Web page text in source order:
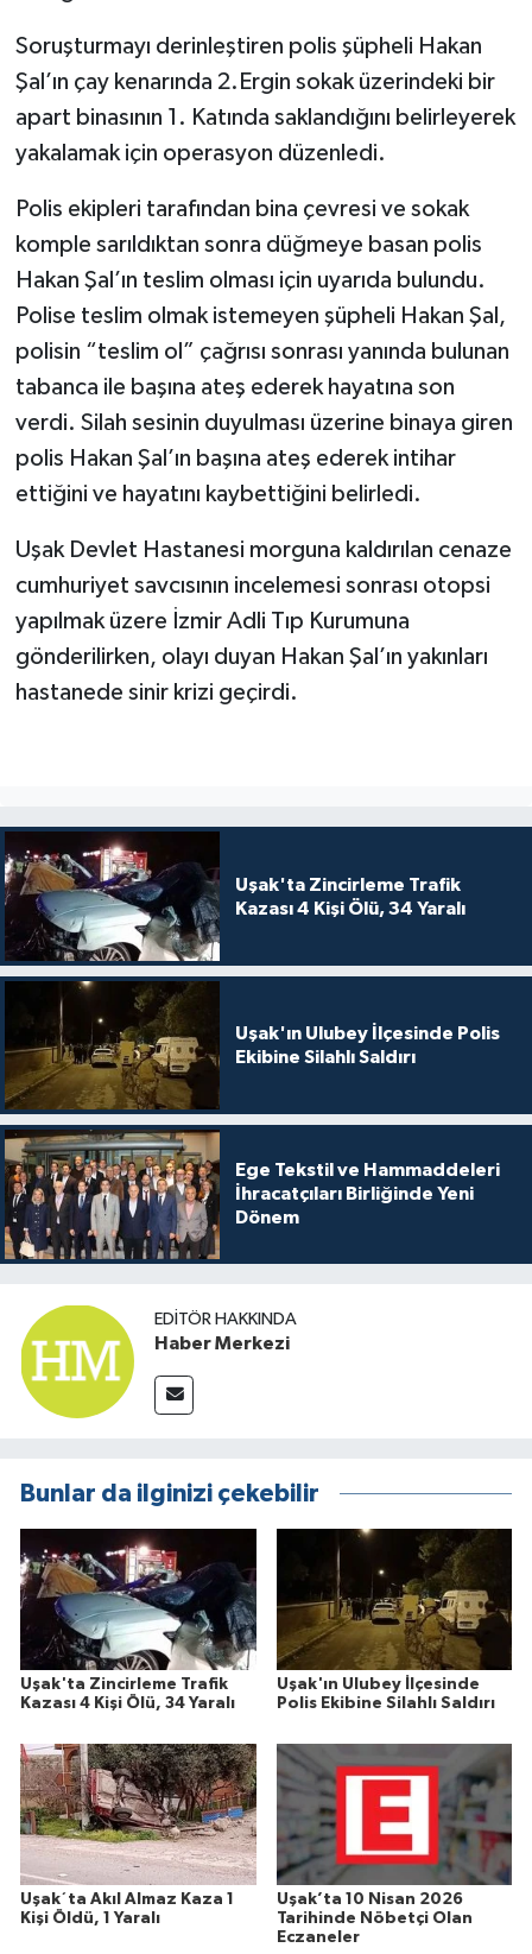
Soruşturmayı derinleştiren polis şüpheli Hakan
Şal’ın çay kenarında 2.Ergin sokak üzerindeki bir
apart binasının 1. Katında saklandığını belirleyerek
yakalamak için operasyon düzenledi.
Polis ekipleri tarafından bina çevresi ve sokak
komple sarıldıktan sonra düğmeye basan polis
Hakan Şal’ın teslim olması için uyarıda bulundu.
Polise teslim olmak istemeyen şüpheli Hakan Şal,
polisin “teslim ol” çağrısı sonrası yanında bulunan
tabanca ile başına ateş ederek hayatına son
verdi. Silah sesinin duyulması üzerine binaya giren
polis Hakan Şal’ın başına ateş ederek intihar
ettiğini ve hayatını kaybettiğini belirledi.
Uşak Devlet Hastanesi morguna kaldırılan cenaze
cumhuriyet savcısının incelemesi sonrası otopsi
yapılmak üzere İzmir Adli Tıp Kurumuna
gönderilirken, olayı duyan Hakan Şal’ın yakınları
hastanede sinir krizi geçirdi.
Uşak'ta Zincirleme Trafik
Kazası 4 Kişi Ölü, 34 Yaralı
Uşak'ın Ulubey İlçesinde Polis
Ekibine Silahlı Saldırı
Ege Tekstil ve Hammaddeleri
İhracatçıları Birliğinde Yeni
Dönem
EDITÖR HAKKINDA
Haber Merkezi
Bunlar da ilginizi çekebilir
Uşak'ta Zincirleme Trafik
Kazası 4 Kişi Ölü, 34 Yaralı
Uşak'ın Ulubey İlçesinde
Polis Ekibine Silahlı Saldırı
Uşak´ta Akıl Almaz Kaza 1
Kişi Öldü, 1 Yaralı
Uşak’ta 10 Nisan 2026
Tarihinde Nöbetçi Olan
Eczaneler
VEFATLAR
Yerel